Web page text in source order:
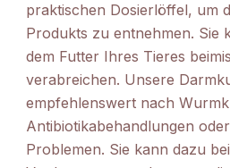
praktischen Dosierlöffel, um
Produkts zu entnehmen. Sie
dem Futter Ihres Tieres
verabreichen. Unsere
empfehlenswert nach
Antibiotikabehandlungen
Problemen. Sie kann dazu